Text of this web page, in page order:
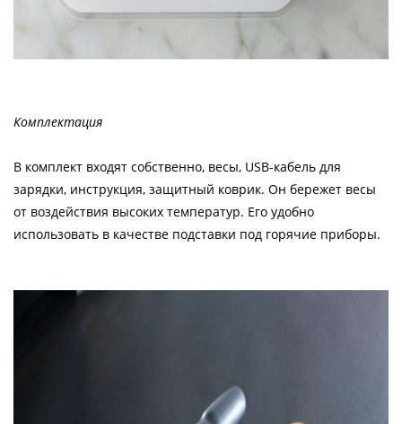
Комплектация
В комплект входят собственно, весы, USB-кабель для
зарядки, инструкция, защитный коврик. Он бережет весы
от воздействия высоких температур. Его удобно
использовать в качестве подставки под горячие приборы.